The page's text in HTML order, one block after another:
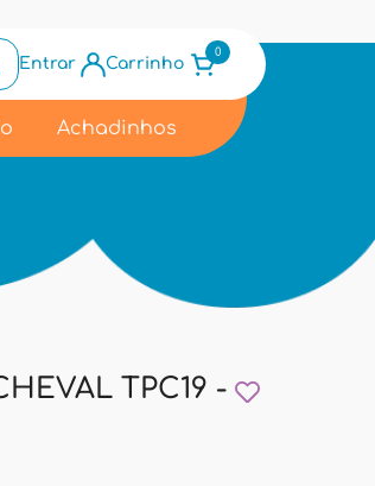
Entrar Carrinho
0
Achadinhos
TPC19 -